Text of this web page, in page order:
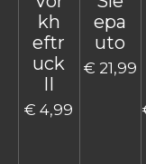
kh
eftr
uck
II
€ 4,99
epa
uto
€ 21,99